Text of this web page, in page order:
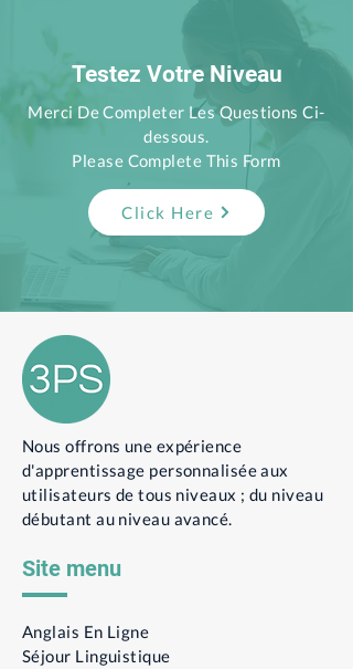
Testez Votre Niveau
Merci De Completer Les Questions Ci-
dessous.
Please Complete This Form
Click Here
Nous offrons une expérience
d'apprentissage personnalisée aux
utilisateurs de tous niveaux ; du niveau
débutant au niveau avancé.
Site menu
Anglais En Ligne
Séjour Linguistique